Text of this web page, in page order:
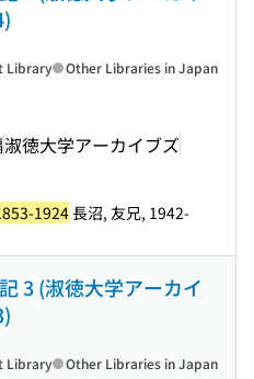
淑徳大学アーカイブズ
Library Other Libraries in Japan
1924長沼, 友兄, 1942-
3 (淑徳大学アーカイ
Library Other Libraries in Japan